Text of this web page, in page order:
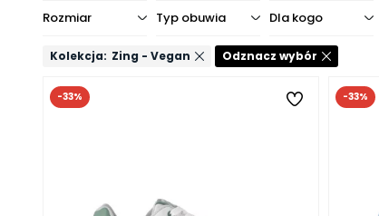
Typ obuwia
Rozmiar Dla kogo
Kolekcja: Zing - Vegan Odznacz wybór
-33% -33%